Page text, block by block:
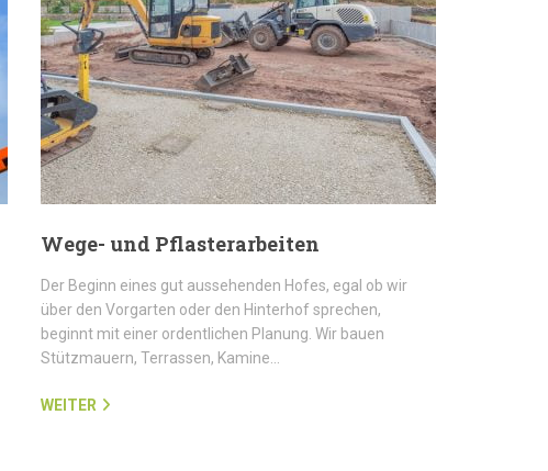
Wege- und Pflasterarbeiten
Der Beginn eines gut aussehenden Hofes, egal ob wir
über den Vorgarten oder den Hinterhof sprechen,
beginnt mit einer ordentlichen Planung. Wir bauen
Stützmauern, Terrassen, Kamine…
WEITER